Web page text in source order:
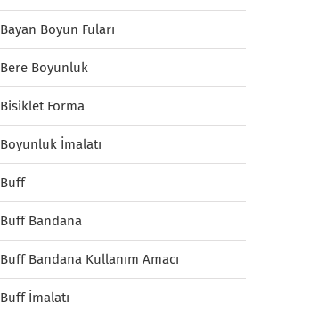
Bayan Boyun Fuları
Bere Boyunluk
Bisiklet Forma
Boyunluk İmalatı
Buff
Buff Bandana
Buff Bandana Kullanım Amacı
Buff İmalatı